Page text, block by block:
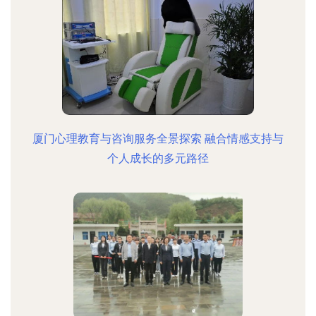
厦门心理教育与咨询服务全景探索 融合情感支持与
个人成长的多元路径